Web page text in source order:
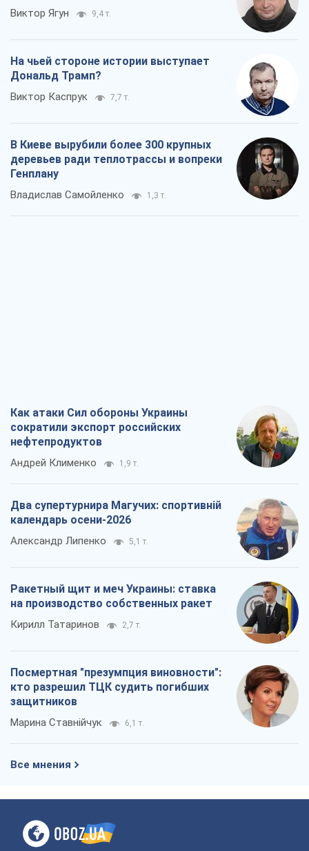
Виктор Ягун 9,4 т.
На чьей стороне истории выступает
Дональд Трамп?
Виктор Каспрук 7,7 т.
В Киеве вырубили более 300 крупных
деревьев ради теплотрассы и вопреки
Генплану
Владислав Самойленко 1,3 т.
Как атаки Сил обороны Украины
сократили экспорт российских
нефтепродуктов
Андрей Клименко 1,9 т.
Два супертурнира Магучих: спортивній
календарь осени-2026
Александр Липенко 5,1 т.
Ракетный щит и меч Украины: ставка
на производство собственных ракет
Кирилл Татаринов 2,7 т.
Посмертная "презумпция виновности":
кто разрешил ТЦК судить погибших
защитников
Марина Ставнійчук 6,1 т.
Все мнения